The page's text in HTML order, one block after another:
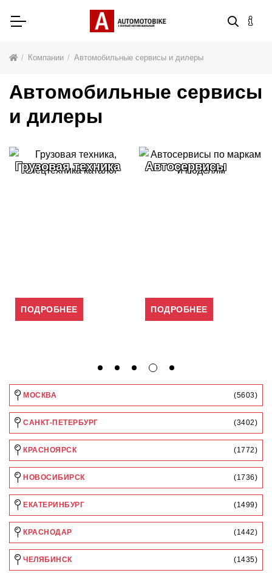
Компании Автомобильные сервисы и дилеры
Автомобильные сервисы
и дилеры
Автосервисы
ПОДРОБНЕЕ
Компании на
ПОДРОБНЕЕ
МОСКВА (5603)
САНКТ-ПЕТЕРБУРГ (3402)
КРАСНОЯРСК (1772)
НОВОСИБИРСК (1736)
ЕКАТЕРИНБУРГ (1499)
КРАСНОДАР (1442)
ЧЕЛЯБИНСК (1435)